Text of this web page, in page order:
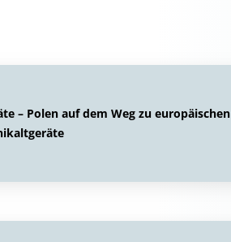
– Polen auf dem Weg zu europäischen